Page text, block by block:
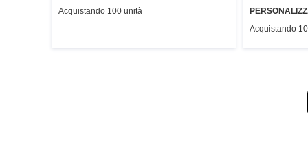
Acquistando 100 unità
Acquistando